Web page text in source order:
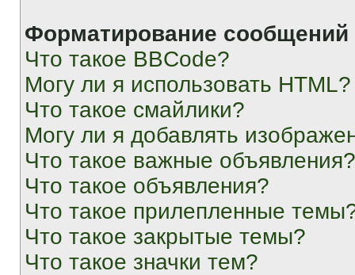
Форматирование
Что такое BBCode?
Могу ли я использовать HTML?
Что такое смайлики?
Могу ли я добавлять
Что такое важные объявления?
Что такое объявления?
Что такое прилепленные
Что такое закрытые темы?
Что такое значки тем?